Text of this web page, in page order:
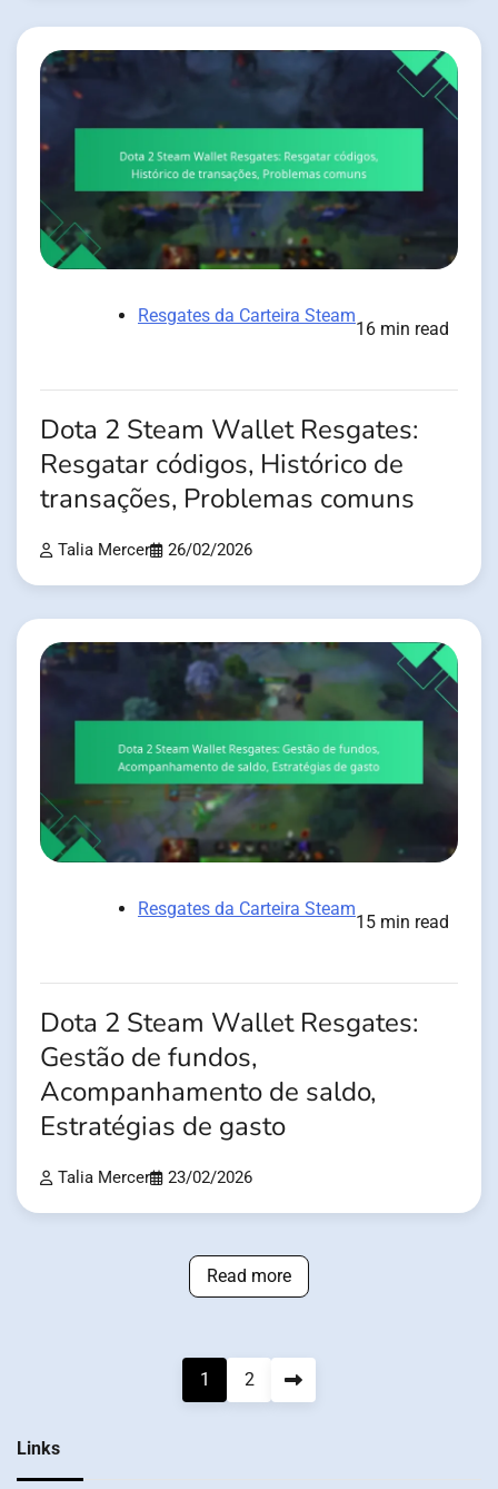
Resgates da Carteira Steam
16 min read
Dota 2 Steam Wallet Resgates:
Resgatar códigos, Histórico de
transações, Problemas comuns
Talia Mercer 26/02/2026
Resgates da Carteira Steam
15 min read
Dota 2 Steam Wallet Resgates:
Gestão de fundos,
Acompanhamento de saldo,
Estratégias de gasto
Talia Mercer 23/02/2026
Read more
1 2
Links